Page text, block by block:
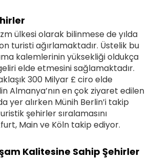
ülkesi olarak bilinmese de yılda
turisti ağırlamaktadır. Üstelik bu
kalemlerinin yüksekliği oldukça
elde etmesini sağlamaktadır.
300 Milyar £ ciro elde
Almanya’nın en çok ziyaret edilen
yer alırken Münih Berlin’i takip
şehirler sıralamasını
Main ve Köln takip ediyor.
Kalitesine Sahip Şehirler